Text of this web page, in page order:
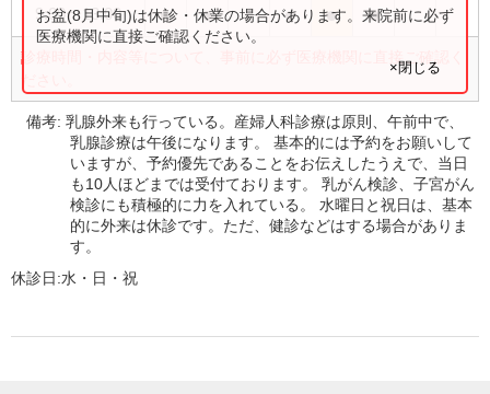
9:00〜 13:00 ● ● ● ● ●
診療時間・内容等について、事前に必ず医療機関に直接ご確認く
お盆(8月中旬)は休診・休業の場合があります。来院前に必ず
医療機関に直接ご確認ください。
×閉じる
備考:乳腺外来も行っている。産婦人科診療は原則、午前中で、
乳腺診療は午後になります。 基本的には予約をお願いして
いますが、予約優先であることをお伝えしたうえで、当日
も10人ほどまでは受付ております。 乳がん検診、子宮がん
検診にも積極的に力を入れている。 水曜日と祝日は、基本
的に外来は休診です。ただ、健診などはする場合がありま
す。
休診日:水・日・祝